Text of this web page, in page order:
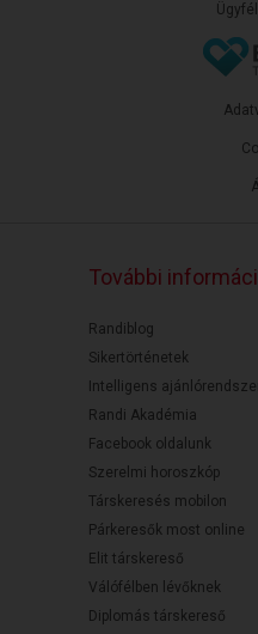
További
Randiblog
Sikertörténetek
Intelligens
Randi Akadémia
Facebook oldalunk
Szerelmi horoszkóp
Társkeresés mobilon
Párkeresők most online
Elit társkereső
Válófélben lévőknek
Diplomás társkereső